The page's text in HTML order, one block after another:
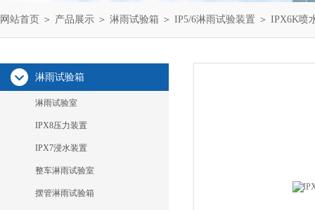
网站首页 ＞ 产品展示 ＞ 淋雨试验箱 ＞ IP5/6淋雨试验装置 ＞ IPX6K喷
淋雨试验箱
淋雨试验室
IPX8压力装置
IPX7浸水装置
整车淋雨试验室
摆管淋雨试验箱